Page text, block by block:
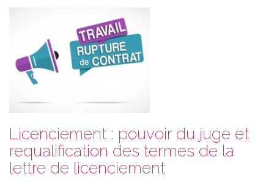
Licenciement : pouvoir du juge et
requalification des termes de la
lettre de licenciement